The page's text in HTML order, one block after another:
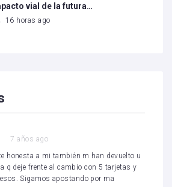
vial de la futura…
16 horas ago
7 años ago
honesta a mi también m han devuelto u
q deje frente al cambio con 5 tarjetas y
Sigamos apostando por ma